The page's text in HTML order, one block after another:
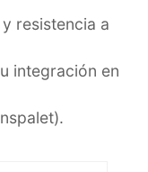
resistencia a
integración en